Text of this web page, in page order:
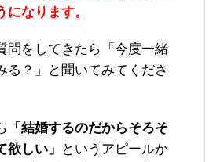
になります。
問をしてきたら「今度一緒
る？」と聞いてみてくださ
「結婚するのだからそろそ
しい」
というアピールか